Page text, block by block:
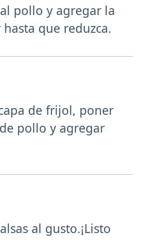
pollo y agregar la
que reduzca.
de frijol, poner
pollo y agregar
al gusto.¡Listo